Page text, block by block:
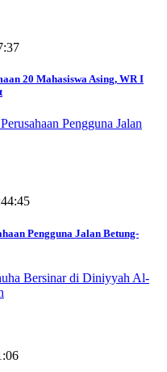
20 Mahasiswa Asing, WR I
Pengguna Jalan Betung-